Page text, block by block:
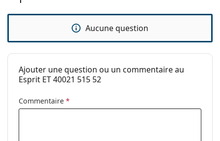
Catégorie:
Lunettes de soleil
Esprit
Code:
ET40021 515 52
Aucune question
Ajouter une question ou un commentaire au
Esprit ET 40021 515 52
Commentaire *